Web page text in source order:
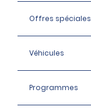
Offres spéciales
Véhicules
Programmes